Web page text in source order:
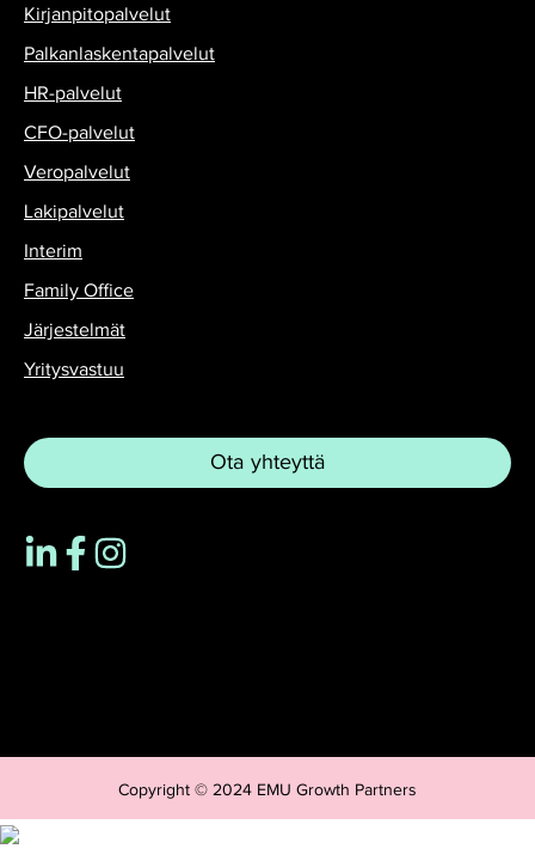
Kirjanpitopalvelut
Palkanlaskentapalvelut
HR-palvelut
CFO-palvelut
Veropalvelut
Lakipalvelut
Interim
Family Office
Järjestelmät
Yritysvastuu
Ota yhteyttä
Copyright © 2024 EMU Growth Partners